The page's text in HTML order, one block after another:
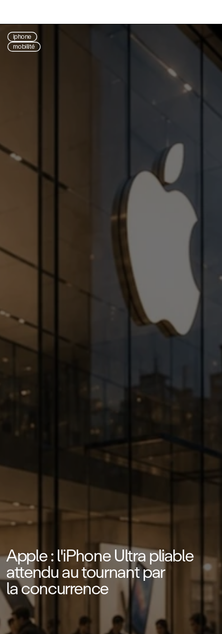
iphone
mobilité
Apple : l'iPhone Ultra pliable
attendu au tournant par
la concurrence